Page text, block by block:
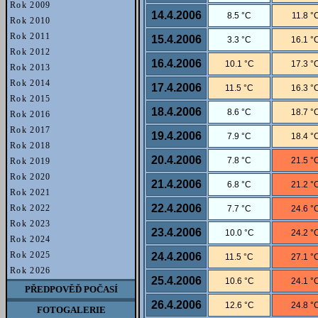
Rok 2009
Rok 2010
Rok 2011
Rok 2012
Rok 2013
Rok 2014
Rok 2015
Rok 2016
Rok 2017
Rok 2018
Rok 2019
Rok 2020
Rok 2021
Rok 2022
Rok 2023
Rok 2024
Rok 2025
Rok 2026
PŘEDPOVĚĎ POČASÍ
FOTOGALERIE
14.4.2006 8.5 °C 11.8
15.4.2006 3.3 °C 16.1
16.4.2006 10.1 °C 17.3
17.4.2006 11.5 °C 16.3
18.4.2006 8.6 °C 18.7
19.4.2006 7.9 °C 18.4
20.4.2006 7.8 °C 21.5
21.4.2006 6.8 °C 21.2
22.4.2006 7.7 °C 24.6
23.4.2006 10.0 °C 24.2
24.4.2006 11.5 °C 27.1
25.4.2006 10.6 °C 24.1
26.4.2006 12.6 °C 24.8